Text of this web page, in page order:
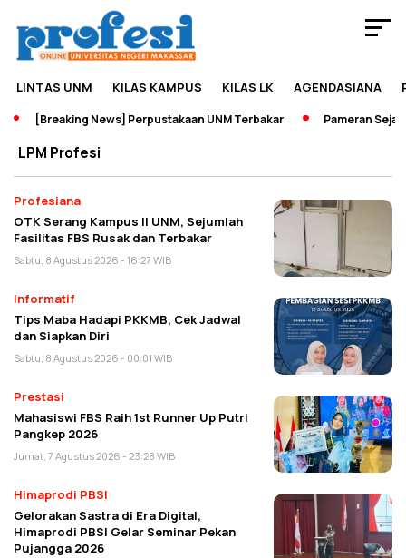
LINTAS UNM KILAS KAMPUS KILAS LK AGENDASIANA
[Breaking News] Perpustakaan UNM Terbakar Pameran Sejarah
LPM Profesi
Profesiana
OTK Serang Kampus II UNM, Sejumlah
Fasilitas FBS Rusak dan Terbakar
Sabtu, 8 Agustus 2026 - 16:27 WIB
Informatif
Tips Maba Hadapi PKKMB, Cek Jadwal
dan Siapkan Diri
Sabtu, 8 Agustus 2026 - 00:01 WIB
Prestasi
Mahasiswi FBS Raih 1st Runner Up Putri
Pangkep 2026
Jumat, 7 Agustus 2026 - 23:28 WIB
Himaprodi PBSI
Gelorakan Sastra di Era Digital,
Himaprodi PBSI Gelar Seminar Pekan
Pujangga 2026